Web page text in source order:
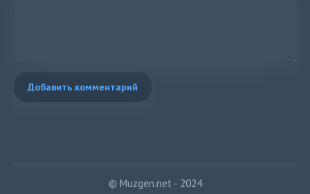
Добавить комментарий
© Muzgen.net - 2024